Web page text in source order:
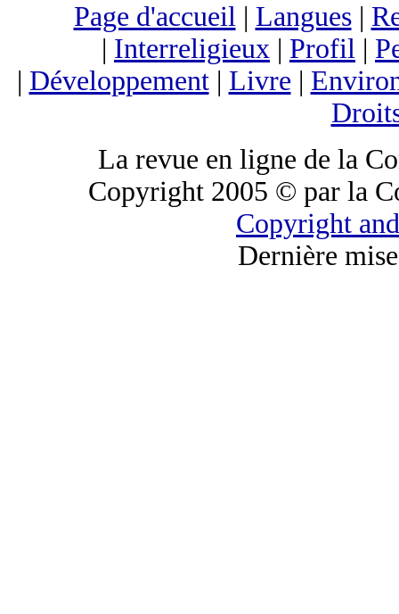
Page d'accueil| Langues|
| Interreligieux | Profil |
| Développement| Livre |
La revue en ligne de la
Copyright 2005 © par la
Copyright
Dernière